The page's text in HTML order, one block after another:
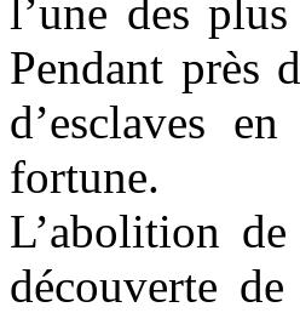
l’une des
Pendant près
d’esclaves
fortune.
L’abolition
découverte